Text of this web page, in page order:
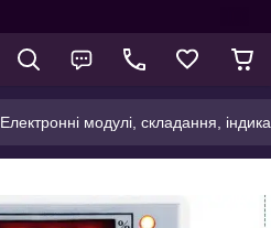
Електронні модулі, складання,